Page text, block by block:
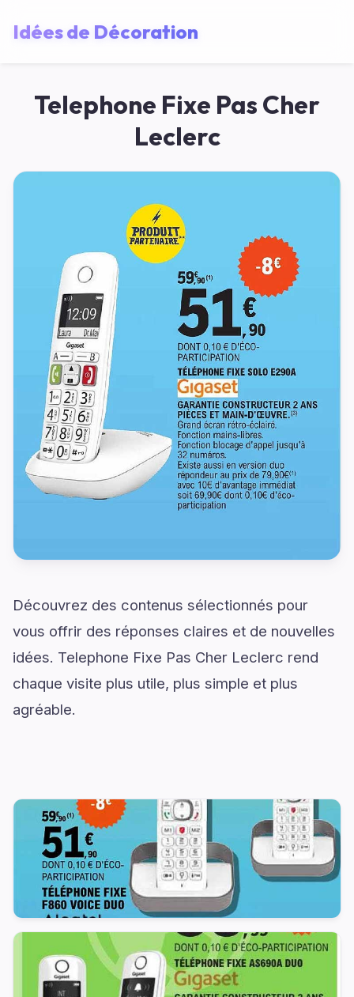
Idées de Décoration
Telephone Fixe Pas Cher
Leclerc
Découvrez des contenus sélectionnés pour
vous offrir des réponses claires et de nouvelles
idées. Telephone Fixe Pas Cher Leclerc rend
chaque visite plus utile, plus simple et plus
agréable.